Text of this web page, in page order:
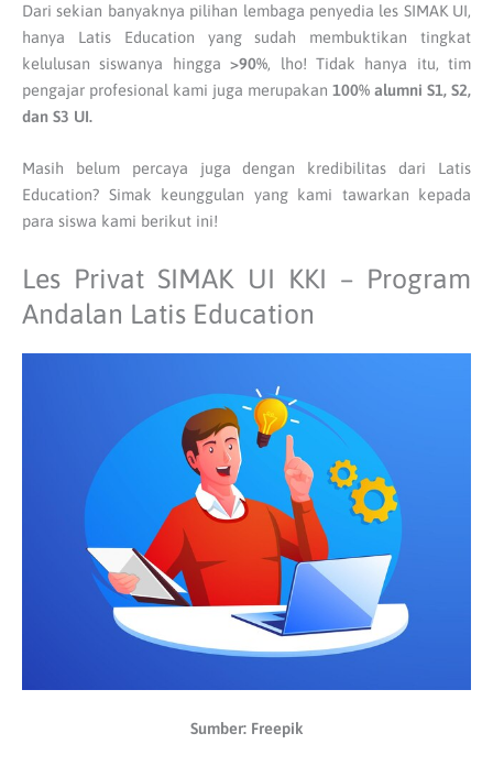
Dari sekian banyaknya pilihan lembaga penyedia les SIMAK UI,
hanya Latis Education yang sudah membuktikan tingkat
kelulusan siswanya hingga>90%, lho! Tidak hanya itu, tim
pengajar profesional kami juga merupakan 100% alumni S1, S2,
dan S3 UI.
Masih belum percaya juga dengan kredibilitas dari Latis
Education? Simak keunggulan yang kami tawarkan kepada
para siswa kami berikut ini!
Les Privat SIMAK UI KKI – Program
Andalan Latis Education
Sumber: Freepik